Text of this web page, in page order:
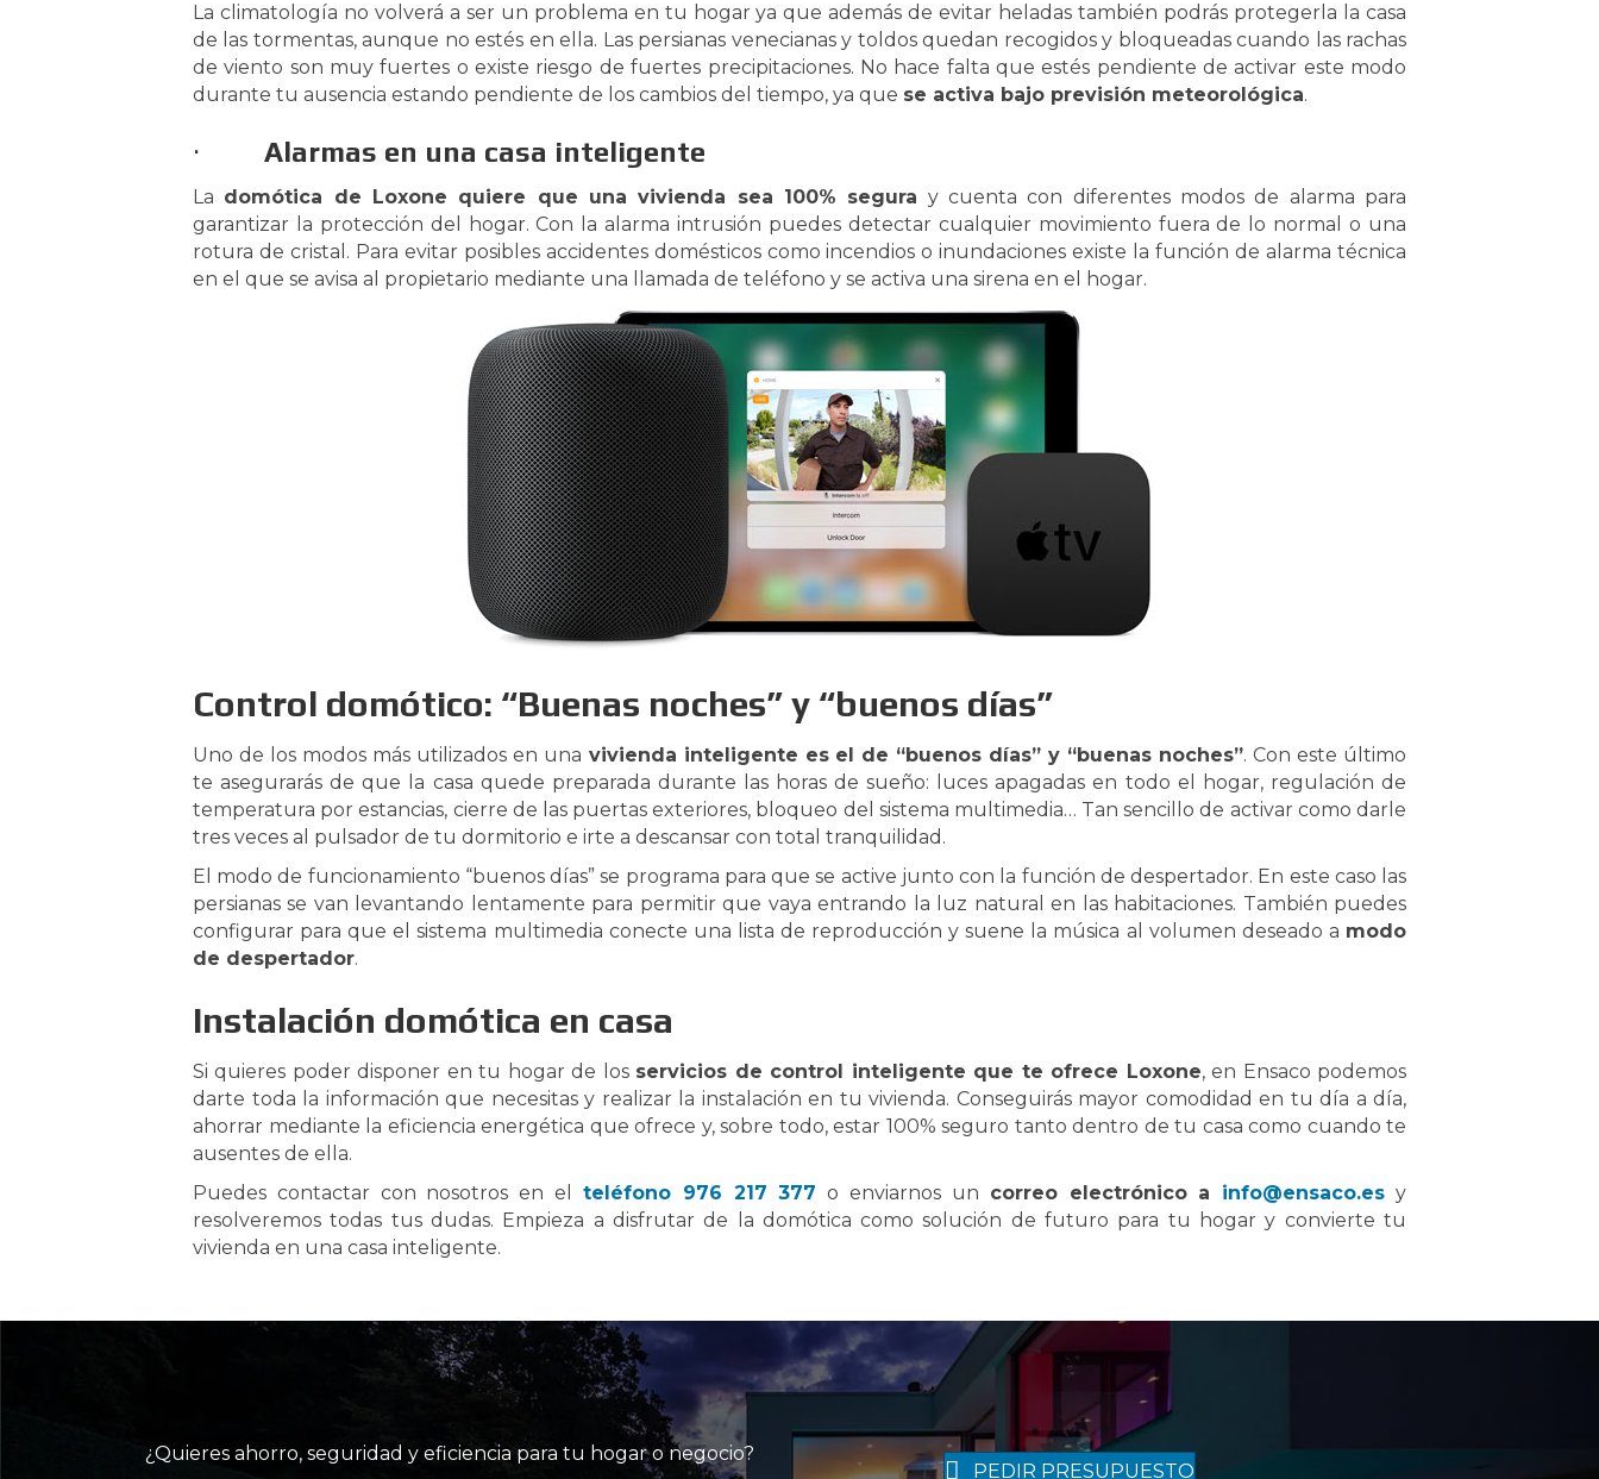
La climatología no volverá a ser un problema en tu hogar ya que además de evitar heladas también podrás protegerla la casa
de las tormentas, aunque no estés en ella. Las persianas venecianas y toldos quedan recogidos y bloqueadas cuando las rachas
de viento son muy fuertes o existe riesgo de fuertes precipitaciones. No hace falta que estés pendiente de activar este modo
durante tu ausencia estando pendiente de los cambios del tiempo, ya que se activa bajo previsión meteorológica.
· Alarmas en una casa inteligente
La domótica de Loxone quiere que una vivienda sea 100% segura y cuenta con diferentes modos de alarma para
garantizar la protección del hogar. Con la alarma intrusión puedes detectar cualquier movimiento fuera de lo normal o una
rotura de cristal. Para evitar posibles accidentes domésticos como incendios o inundaciones existe la función de alarma técnica
en el que se avisa al propietario mediante una llamada de teléfono y se activa una sirena en el hogar.
Control domótico: “Buenas noches” y “buenos días”
Uno de los modos más utilizados en una vivienda inteligente es el de “buenos días” y “buenas noches”. Con este último
te asegurarás de que la casa quede preparada durante las horas de sueño: luces apagadas en todo el hogar, regulación de
temperatura por estancias, cierre de las puertas exteriores, bloqueo del sistema multimedia… Tan sencillo de activar como darle
tres veces al pulsador de tu dormitorio e irte a descansar con total tranquilidad.
El modo de funcionamiento “buenos días” se programa para que se active junto con la función de despertador. En este caso las
persianas se van levantando lentamente para permitir que vaya entrando la luz natural en las habitaciones. También puedes
configurar para que el sistema multimedia conecte una lista de reproducción y suene la música al volumen deseado a modo
de despertador.
Instalación domótica en casa
Si quieres poder disponer en tu hogar de los servicios de control inteligente que te ofrece Loxone, en Ensaco podemos
darte toda la información que necesitas y realizar la instalación en tu vivienda. Conseguirás mayor comodidad en tu día a día,
ahorrar mediante la eficiencia energética que ofrece y, sobre todo, estar 100% seguro tanto dentro de tu casa como cuando te
ausentes de ella.
Puedes contactar con nosotros en el teléfono 976 217 377 o enviarnos un correo electrónico a info@ensaco.es y
resolveremos todas tus dudas. Empieza a disfrutar de la domótica como solución de futuro para tu hogar y convierte tu
vivienda en una casa inteligente.
¿Quieres ahorro, seguridad y eficiencia para tu hogar o negocio?
PEDIR PRESUPUESTO